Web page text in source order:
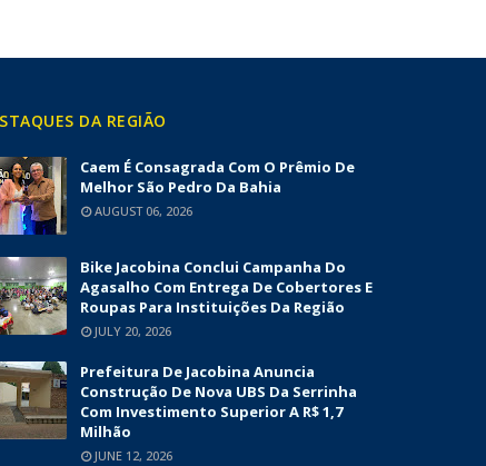
DA REGIÃO
Caem É Consagrada Com O Prêmio De
Melhor São Pedro Da Bahia
AUGUST 06, 2026
Bike Jacobina Conclui Campanha Do
Agasalho Com Entrega De Cobertores E
Roupas Para Instituições Da Região
JULY 20, 2026
Prefeitura De Jacobina Anuncia
Construção De Nova UBS Da Serrinha
Com Investimento Superior A R$ 1,7
Milhão
JUNE 12, 2026